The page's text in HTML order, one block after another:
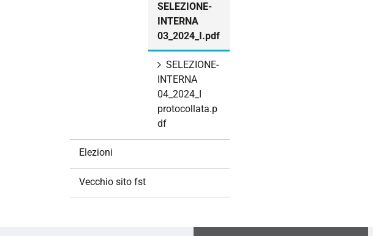
SELEZIONE-
INTERNA
03_2024_I.pdf
SELEZIONE-
INTERNA
04_2024_I
protocollata.p
df
Elezioni
Vecchio sito fst